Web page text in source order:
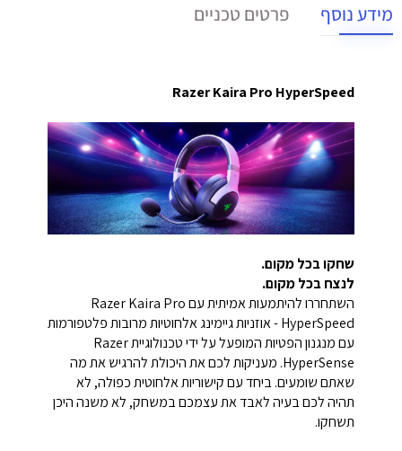
מידע נוסף פרטים טכניים
Razer Kaira Pro HyperSpeed
שחקו בכל מקום.
לנצח בכל מקום.
השתחררו להיתמעות אמיתית עם Razer Kaira Pro
HyperSpeed - אוזניות גיימינג אלחוטיות מרובות פלטפורמות
עם מנגנון הפטיות המופעל על ידי טכנולוגיית Razer
HyperSense. מעניקות לכם את היכולת להרגיש את מה
שאתם שומעים. ביחד עם קישוריות אלחוטית כפולה, לא
תהיה לכם בעיה לאבד את עצמכם במשחק, לא משנה היכן
תשחקו.